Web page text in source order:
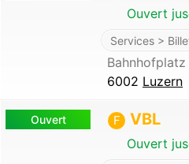
Ouvert
Services >
6002 Luzern
Ouvert F VBL
Ouvert